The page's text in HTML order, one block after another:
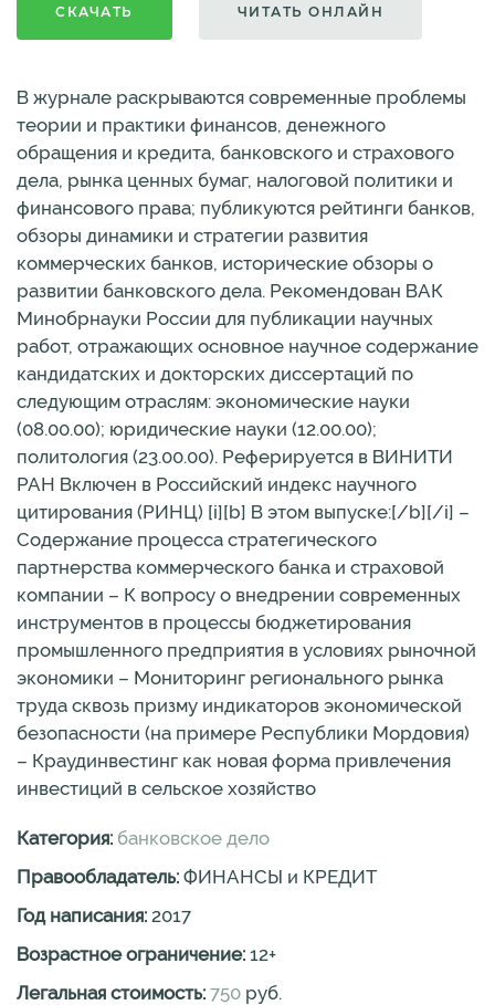
СКАЧАТЬ ЧИТАТЬ ОНЛАЙН
В журнале раскрываются современные проблемы
теории и практики финансов, денежного
обращения и кредита, банковского и страхового
дела, рынка ценных бумаг, налоговой политики и
финансового права; публикуются рейтинги банков,
обзоры динамики и стратегии развития
коммерческих банков, исторические обзоры о
развитии банковского дела. Рекомендован ВАК
Минобрнауки России для публикации научных
работ, отражающих основное научное содержание
кандидатских и докторских диссертаций по
следующим отраслям: экономические науки
(08.00.00); юридические науки (12.00.00);
политология (23.00.00). Реферируется в ВИНИТИ
РАН Включен в Российский индекс научного
цитирования (РИНЦ) [i][b] В этом выпуске:[/b][/i] –
Содержание процесса стратегического
партнерства коммерческого банка и страховой
компании – К вопросу о внедрении современных
инструментов в процессы бюджетирования
промышленного предприятия в условиях рыночной
экономики – Мониторинг регионального рынка
труда сквозь призму индикаторов экономической
безопасности (на примере Республики Мордовия)
– Краудинвестинг как новая форма привлечения
инвестиций в сельское хозяйство
Категория: банковское дело
Правообладатель: ФИНАНСЫ и КРЕДИТ
Год написания: 2017
Возрастное ограничение: 12+
Легальная стоимость: 750 руб.